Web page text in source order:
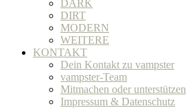
DARK
DIRT
MODERN
WEITERE
KONTAKT
Dein Kontakt zu vampster
vampster-Team
Mitmachen oder unterstützen
Impressum & Datenschutz